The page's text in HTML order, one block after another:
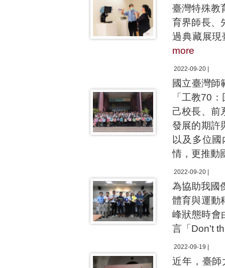
臺灣特殊教
育界師長、
過典藏展現
more
2022-09-20 |
國立臺灣師
「工教70
己校長、前
發展的期許
以及多位
情，更推動
2022-09-20 |
為協助我國
體育與運動
峰狀態時會
言「Don't
2022-09-19 |
近年，臺師